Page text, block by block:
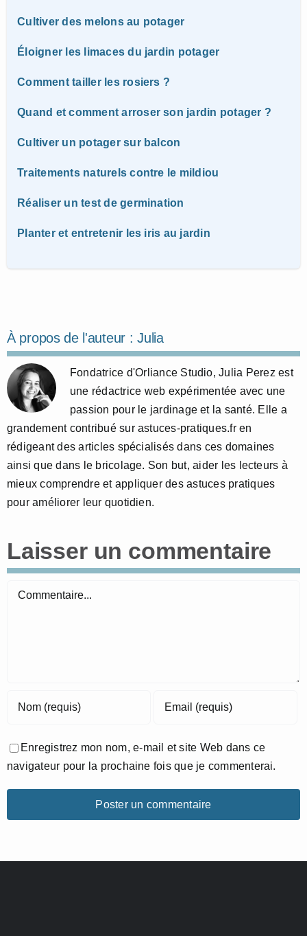
Cultiver des melons au potager
Éloigner les limaces du jardin potager
Comment tailler les rosiers ?
Quand et comment arroser son jardin potager ?
Cultiver un potager sur balcon
Traitements naturels contre le mildiou
Réaliser un test de germination
Planter et entretenir les iris au jardin
À propos de l'auteur :Julia
Fondatrice d'Orliance Studio, Julia Perez est
une rédactrice web expérimentée avec une
passion pour le jardinage et la santé. Elle a
grandement contribué sur astuces-pratiques.fr en
rédigeant des articles spécialisés dans ces domaines
ainsi que dans le bricolage. Son but, aider les lecteurs à
mieux comprendre et appliquer des astuces pratiques
pour améliorer leur quotidien.
Laisser un commentaire
Commentaire
Enregistrez mon nom, e-mail et site Web dans ce
navigateur pour la prochaine fois que je commenterai.